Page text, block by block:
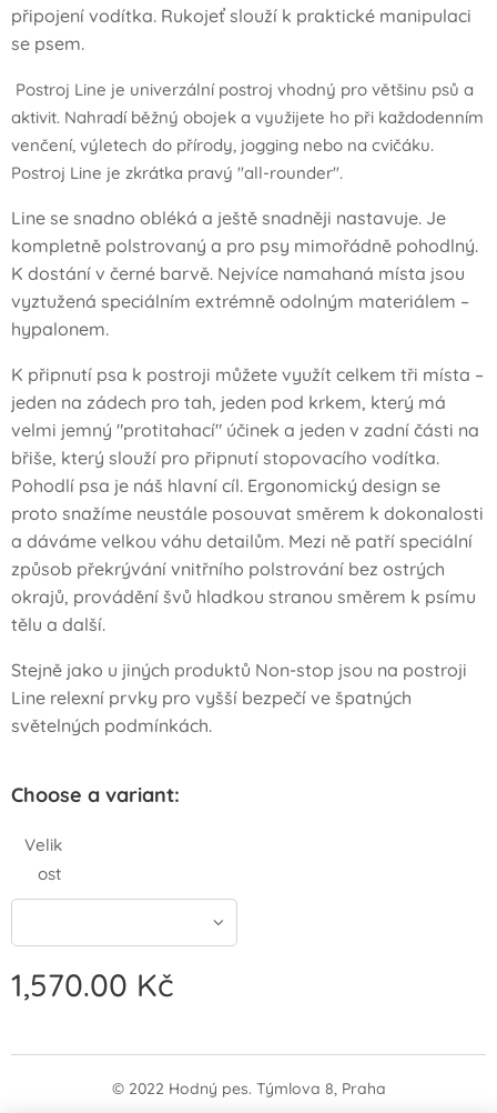
připojení vodítka. Rukojeť slouží k praktické manipulaci
se psem.
Postroj Line je univerzální postroj vhodný pro většinu psů a
aktivit. Nahradí běžný obojek a využijete ho při každodenním
venčení, výletech do přírody, jogging nebo na cvičáku.
Postroj Line je zkrátka pravý "all-rounder".
Line se snadno obléká a ještě snadněji nastavuje. Je
kompletně polstrovaný a pro psy mimořádně pohodlný.
K dostání v černé barvě. Nejvíce namahaná místa jsou
vyztužená speciálním extrémně odolným materiálem –
hypalonem.
K připnutí psa k postroji můžete využít celkem tři místa –
jeden na zádech pro tah, jeden pod krkem, který má
velmi jemný "protitahací" účinek a jeden v zadní části na
břiše, který slouží pro připnutí stopovacího vodítka.
Pohodlí psa je náš hlavní cíl. Ergonomický design se
proto snažíme neustále posouvat směrem k dokonalosti
a dáváme velkou váhu detailům. Mezi ně patří speciální
způsob překrývání vnitřního polstrování bez ostrých
okrajů, provádění švů hladkou stranou směrem k psímu
tělu a další.
Stejně jako u jiných produktů Non-stop jsou na postroji
Line relexní prvky pro vyšší bezpečí ve špatných
světelných podmínkách.
Choose a variant:
Velik
ost
1,570.00 Kč
© 2022 Hodný pes. Týmlova 8, Praha